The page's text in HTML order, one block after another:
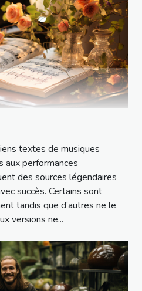
textes de musiques
aux performances
des sources légendaires
succès. Certains sont
tandis que d’autres ne le
versions ne...